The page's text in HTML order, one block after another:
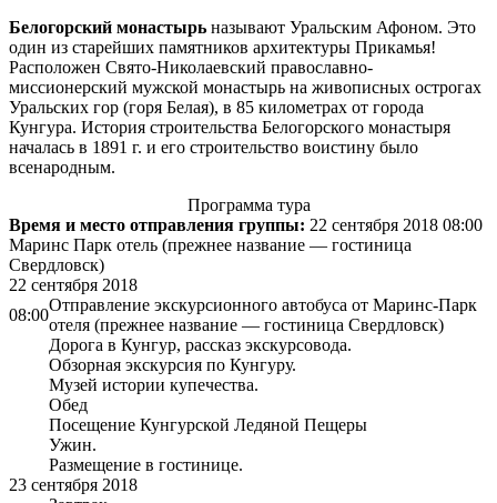
Белогорский монастырь называют Уральским Афоном. Это
один из старейших памятников архитектуры Прикамья!
Расположен Свято-Николаевский православно-
миссионерский мужской монастырь на живописных острогах
Уральских гор (горя Белая), в 85 километрах от города
Кунгура. История строительства Белогорского монастыря
началась в 1891 г. и его строительство воистину было
всенародным.
Программа тура
Время и место отправления группы: 22 сентября 2018 08:00
Маринс Парк отель (прежнее название — гостиница
Свердловск)
22 сентября 2018
08:00
Отправление экскурсионного автобуса от Маринс-Парк
отеля (прежнее название — гостиница Свердловск)
Дорога в Кунгур, рассказ экскурсовода.
Обзорная экскурсия по Кунгуру.
Музей истории купечества.
Обед
Посещение Кунгурской Ледяной Пещеры
Ужин.
Размещение в гостинице.
23 сентября 2018